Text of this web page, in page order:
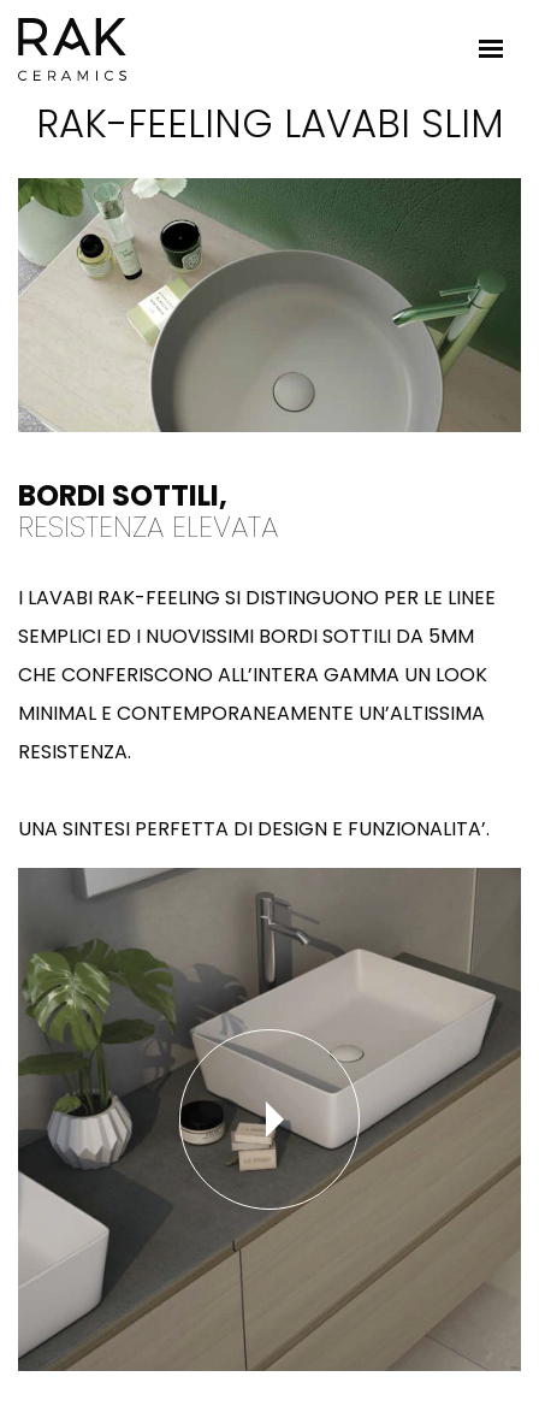
RAK-FEELING LAVABI SLIM
BORDI SOTTILI,
RESISTENZA ELEVATA
I LAVABI RAK-FEELING SI DISTINGUONO PER LE LINEE
SEMPLICI ED I NUOVISSIMI BORDI SOTTILI DA 5MM
CHE CONFERISCONO ALL’INTERA GAMMA UN LOOK
MINIMAL E CONTEMPORANEAMENTE UN’ALTISSIMA
RESISTENZA.
UNA SINTESI PERFETTA DI DESIGN E FUNZIONALITA’.